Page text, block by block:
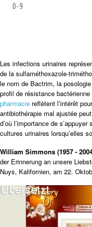
0-9
Les infections urinaires
de la sulfaméthoxazole-
le nom de Bactrim, la
profil de résistance
pharmacie reflètent l’intérêt
antibiothérapie mal ajustée
d’où l’importance de
cultures urinaires lorsqu’elles
William Simmons (1957 -
der Erinnerung an unsere
Nuys, Kalifornien, am 22.